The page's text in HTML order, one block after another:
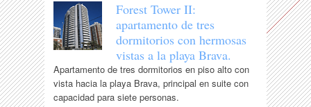
Forest Tower II:
apartamento de tres
dormitorios con hermosas
vistas a la playa Brava.
Apartamento de tres dormitorios en piso alto con
vista hacia la playa Brava, principal en suite con
capacidad para siete personas.